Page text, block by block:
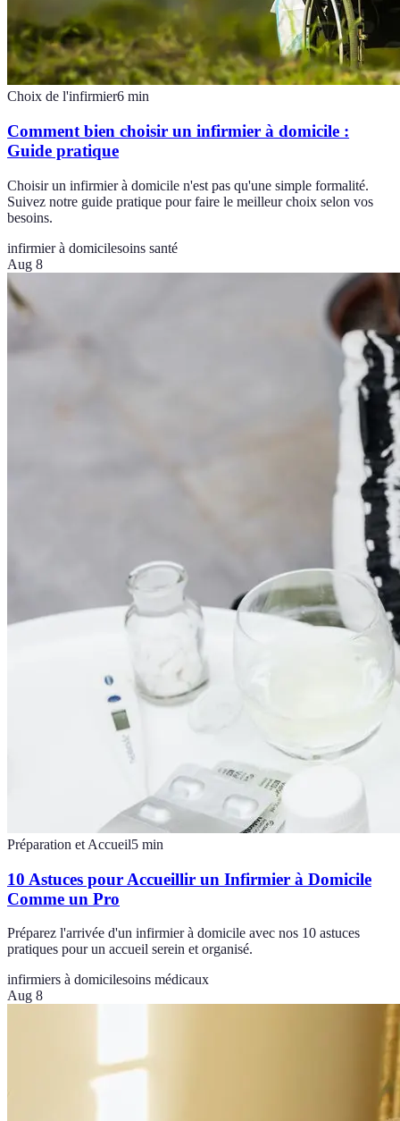
Choix de l'infirmier6 min
Comment bien choisir un infirmier à domicile :
Guide pratique
Choisir un infirmier à domicile n'est pas qu'une simple formalité.
Suivez notre guide pratique pour faire le meilleur choix selon vos
besoins.
infirmier à domicilesoins santé
Aug 8
Préparation et Accueil5 min
10 Astuces pour Accueillir un Infirmier à Domicile
Comme un Pro
Préparez l'arrivée d'un infirmier à domicile avec nos 10 astuces
pratiques pour un accueil serein et organisé.
infirmiers à domicilesoins médicaux
Aug 8